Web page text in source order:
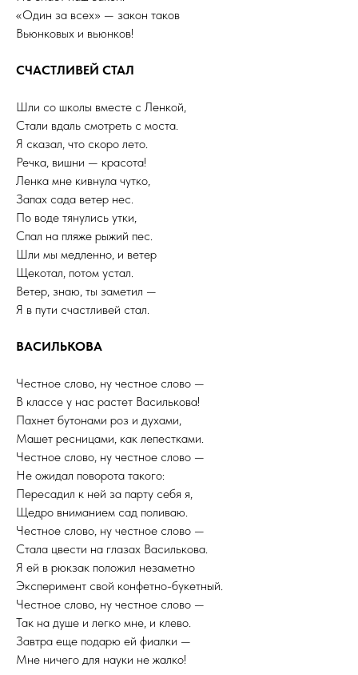
«Один за всех» — закон таков
Вьюнковых и вьюнков!
СЧАСТЛИВЕЙ СТАЛ
Шли со школы вместе с Ленкой,
Стали вдаль смотреть с моста.
Я сказал, что скоро лето.
Речка, вишни — красота!
Ленка мне кивнула чутко,
Запах сада ветер нес.
По воде тянулись утки,
Спал на пляже рыжий пес.
Шли мы медленно, и ветер
Щекотал, потом устал.
Ветер, знаю, ты заметил —
Я в пути счастливей стал.
ВАСИЛЬКОВА
Честное слово, ну честное слово —
В классе у нас растет Василькова!
Пахнет бутонами роз и духами,
Машет ресницами, как лепестками.
Честное слово, ну честное слово —
Не ожидал поворота такого:
Пересадил к ней за парту себя я,
Щедро вниманием сад поливаю.
Честное слово, ну честное слово —
Стала цвести на глазах Василькова.
Я ей в рюкзак положил незаметно
Эксперимент свой конфетно-букетный.
Честное слово, ну честное слово —
Так на душе и легко мне, и клево.
Завтра еще подарю ей фиалки —
Мне ничего для науки не жалко!